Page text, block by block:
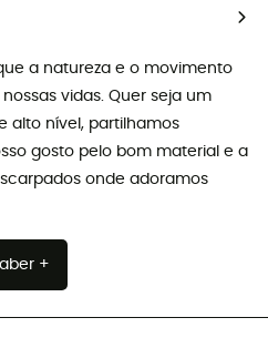
a natureza e o movimento
vidas. Quer seja um
alto nível, partilhamos
gosto pelo bom material e a
onde adoramos
+